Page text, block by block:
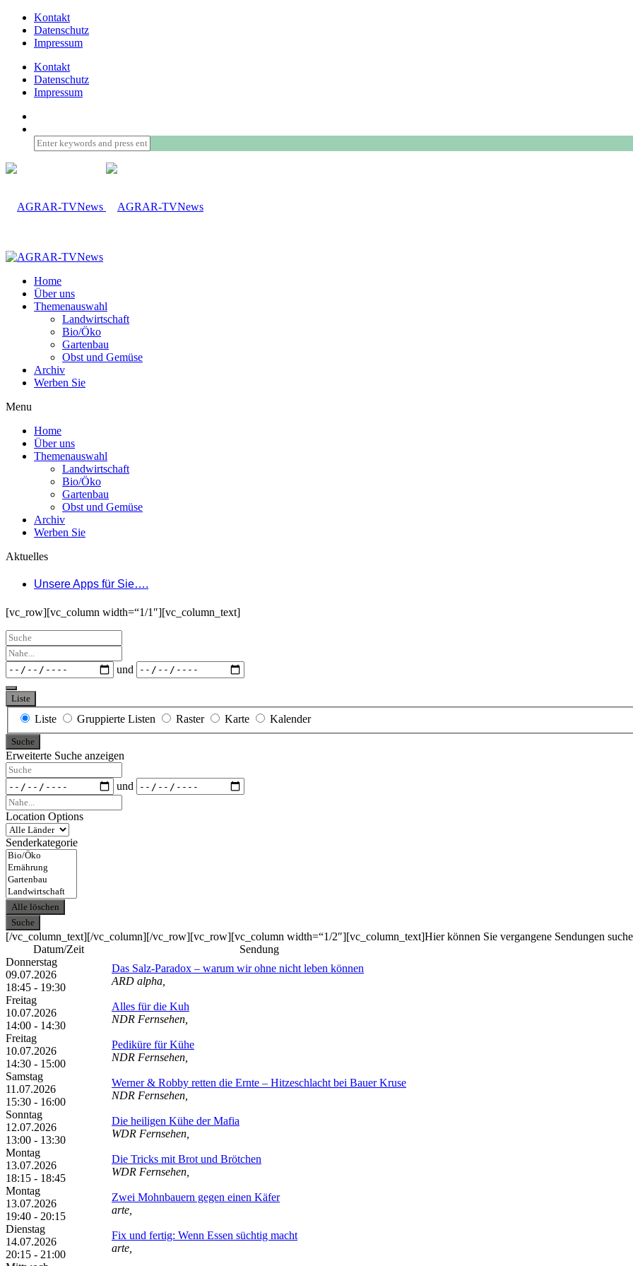
Kontakt
Datenschutz
Impressum
Kontakt
Datenschutz
Impressum
Home
Über uns
Themenauswahl
Landwirtschaft
Bio/Öko
Gartenbau
Obst und Gemüse
Archiv
Werben Sie
Menu
Home
Über uns
Themenauswahl
Landwirtschaft
Bio/Öko
Gartenbau
Obst und Gemüse
Archiv
Werben Sie
Aktuelles
Unsere Apps für Sie….
[vc_row][vc_column width=“1/1″][vc_column_text]
Suche
Nahe...
Daten
und
Liste
Anzeigetyp
Suchergebnisse
Liste Gruppierte Listen Raster Karte Kalender
Suche
Erweiterte Suche anzeigen
Suche
Daten
und
Nahe...
Location Options
Land
Senderkategorie
Senderkategorie
Alle löschen
Suche
[/vc_column_text][/vc_column][/vc_row][vc_row][vc_column width=“1/2″][vc_column_text]Hier können Sie vergangene Sendungen
Datum/Zeit
Sendung
Donnerstag
09.07.2026
18:45 - 19:30
Das Salz-Paradox – warum wir ohne nicht leben können
ARD alpha,
Freitag
10.07.2026
14:00 - 14:30
Alles für die Kuh
NDR Fernsehen,
Freitag
10.07.2026
14:30 - 15:00
Pediküre für Kühe
NDR Fernsehen,
Samstag
11.07.2026
15:30 - 16:00
Werner & Robby retten die Ernte – Hitzeschlacht bei Bauer Kruse
NDR Fernsehen,
Sonntag
12.07.2026
13:00 - 13:30
Die heiligen Kühe der Mafia
WDR Fernsehen,
Montag
13.07.2026
18:15 - 18:45
Die Tricks mit Brot und Brötchen
WDR Fernsehen,
Montag
13.07.2026
19:40 - 20:15
Zwei Mohnbauern gegen einen Käfer
arte,
Dienstag
14.07.2026
20:15 - 21:00
Fix und fertig: Wenn Essen süchtig macht
arte,